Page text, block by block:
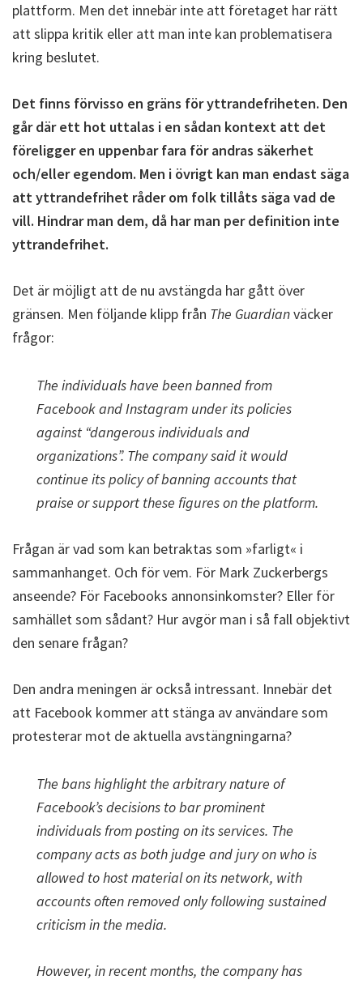
plattform. Men det innebär inte att företaget har rätt
att slippa kritik eller att man inte kan problematisera
kring beslutet.
Det finns förvisso en gräns för yttrandefriheten. Den
går där ett hot uttalas i en sådan kontext att det
föreligger en uppenbar fara för andras säkerhet
och/eller egendom. Men i övrigt kan man endast säga
att yttrandefrihet råder om folk tillåts säga vad de
vill. Hindrar man dem, då har man per definition inte
yttrandefrihet.
Det är möjligt att de nu avstängda har gått över
gränsen. Men följande klipp från The Guardianväcker
frågor:
The individuals have been banned from
Facebook and Instagram under its policies
against “dangerous individuals and
organizations”. The company said it would
continue its policy of banning accounts that
praise or support these figures on the platform.
Frågan är vad som kan betraktas som »farligt« i
sammanhanget. Och för vem. För Mark Zuckerbergs
anseende? För Facebooks annonsinkomster? Eller för
samhället som sådant? Hur avgör man i så fall objektivt
den senare frågan?
Den andra meningen är också intressant. Innebär det
att Facebook kommer att stänga av användare som
protesterar mot de aktuella avstängningarna?
The bans highlight the arbitrary nature of
Facebook’s decisions to bar prominent
individuals from posting on its services. The
company acts as both judge and jury on who is
allowed to host material on its network, with
accounts often removed only following sustained
criticism in the media.
However, in recent months, the company has